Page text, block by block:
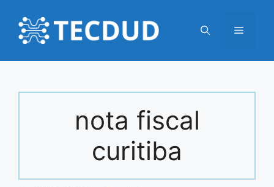
content
Menu
nota fiscal
curitiba